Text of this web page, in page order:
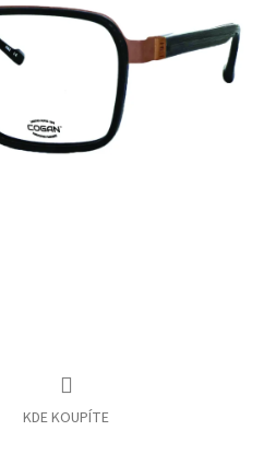
KDE KOUPÍTE